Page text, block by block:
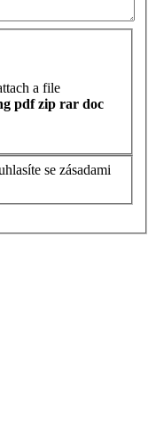
a file
pdf zip rar doc
se zásadami